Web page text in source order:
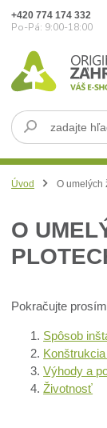
+420 774 174 332
Po-Pá: 9:00-18:00
Úvod O umelých
O
Pokračujte
Spôsob
Výhody a
Životnosť